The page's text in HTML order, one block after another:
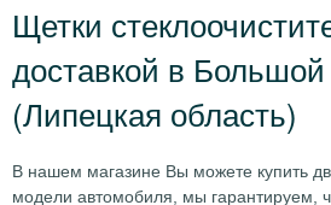
Щетки
доставкой в
(Липецкая область)
В нашем магазине Вы можете купить
модели автомобиля, мы гарантируем,